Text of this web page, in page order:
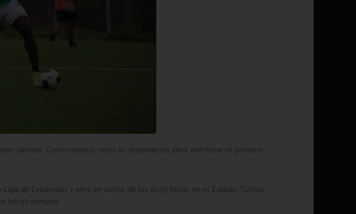
viernes, Correcaminos cerró su preparación para enfrentar el próximo
de Expansión y será en punto de las 19:05 horas en el Estadio “Carlos
los 90 minutos.